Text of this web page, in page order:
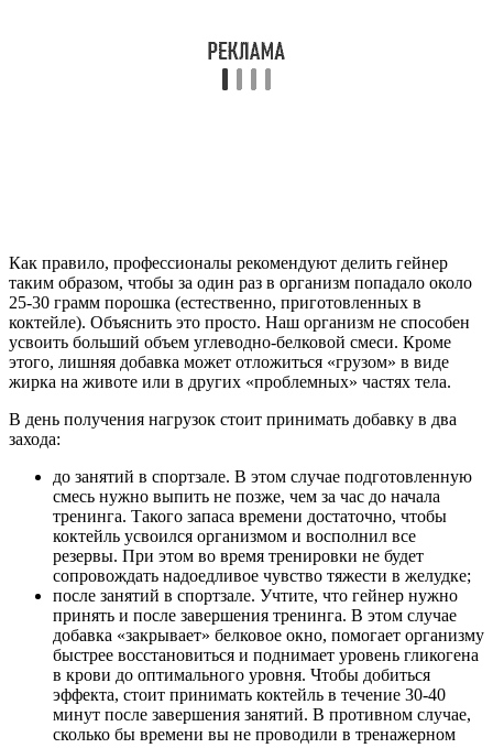
Как правило, профессионалы рекомендуют делить гейнер
таким образом, чтобы за один раз в организм попадало около
25-30 грамм порошка (естественно, приготовленных в
коктейле). Объяснить это просто. Наш организм не способен
усвоить больший объем углеводно-белковой смеси. Кроме
этого, лишняя добавка может отложиться «грузом» в виде
жирка на животе или в других «проблемных» частях тела.
В день получения нагрузок стоит принимать добавку в два
захода:
до занятий в спортзале. В этом случае подготовленную
смесь нужно выпить не позже, чем за час до начала
тренинга. Такого запаса времени достаточно, чтобы
коктейль усвоился организмом и восполнил все
резервы. При этом во время тренировки не будет
сопровождать надоедливое чувство тяжести в желудке;
после занятий в спортзале. Учтите, что гейнер нужно
принять и после завершения тренинга. В этом случае
добавка «закрывает» белковое окно, помогает организму
быстрее восстановиться и поднимает уровень гликогена
в крови до оптимального уровня. Чтобы добиться
эффекта, стоит принимать коктейль в течение 30-40
минут после завершения занятий. В противном случае,
сколько бы времени вы не проводили в тренажерном